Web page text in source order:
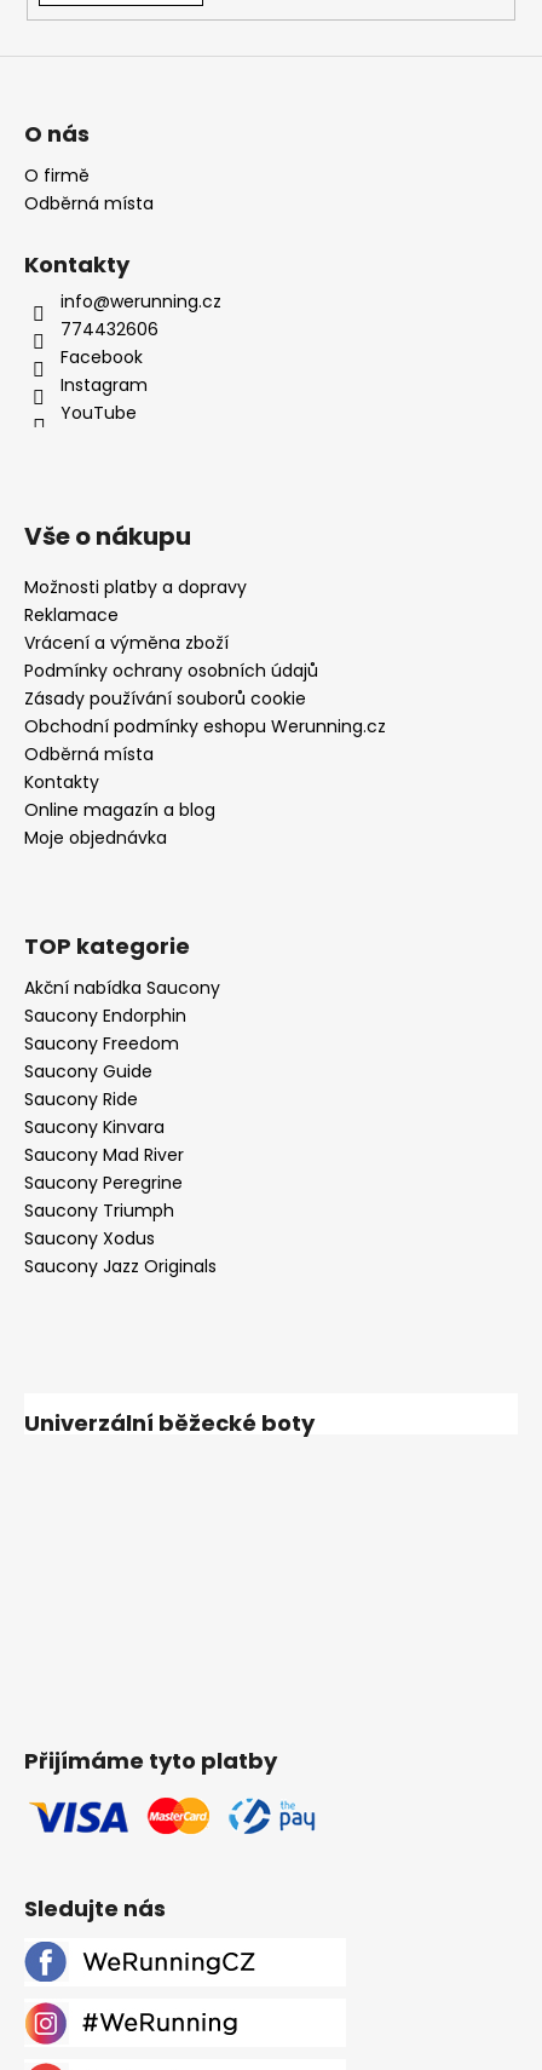
O nás
O firmě
Odběrná místa
Kontakty
info@werunning.cz
774432606
Facebook
Instagram
YouTube
Vše o nákupu
Možnosti platby a dopravy
Reklamace
Vrácení a výměna zboží
Podmínky ochrany osobních údajů
Zásady používání souborů cookie
Obchodní podmínky eshopu Werunning.cz
Odběrná místa
Kontakty
Online magazín a blog
Moje objednávka
TOP kategorie
Akční nabídka Saucony
Saucony Endorphin
Saucony Freedom
Saucony Guide
Saucony Ride
Saucony Kinvara
Saucony Mad River
Saucony Peregrine
Saucony Triumph
Saucony Xodus
Saucony Jazz Originals
Univerzální běžecké boty
Přijímáme tyto platby
Sledujte nás